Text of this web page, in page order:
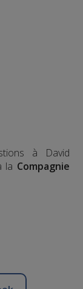
à David
la Compagnie